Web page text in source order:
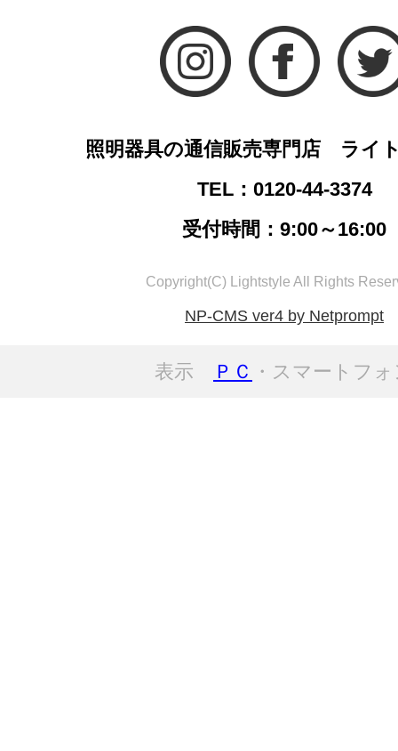
照明器具の通信販売専門店 ライ
TEL：0120-44-3374
受付時間：9:00～16:00
Copyright(C) Lightstyle All Rights
NP-CMS ver4 by Netprompt
表示 ＰＣ ・スマートフ